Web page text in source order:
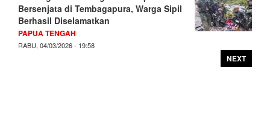
Bersenjata di Tembagapura, Warga Sipil
Berhasil Diselamatkan
PAPUA TENGAH
RABU, 04/03/2026 - 19:58
NEXT